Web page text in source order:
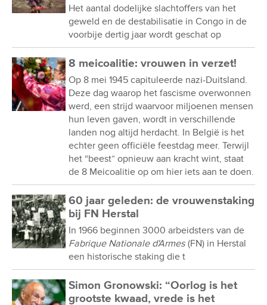
Het aantal dodelijke slachtoffers van het
geweld en de destabilisatie in Congo in de
voorbije dertig jaar wordt geschat op
8 meicoalitie: vrouwen in verzet!
Op 8 mei 1945 capituleerde nazi-Duitsland.
Deze dag waarop het fascisme overwonnen
werd, een strijd waarvoor miljoenen mensen
hun leven gaven, wordt in verschillende
landen nog altijd herdacht. In België is het
echter geen officiële feestdag meer. Terwijl
het “beest” opnieuw aan kracht wint, staat
de 8 Meicoalitie op om hier iets aan te doen.
60 jaar geleden: de vrouwenstaking
bij FN Herstal
In 1966 beginnen 3000 arbeidsters van de
Fabrique Nationale d'Armes (FN) in Herstal
een historische staking die t
Simon Gronowski: “Oorlog is het
grootste kwaad, vrede is het